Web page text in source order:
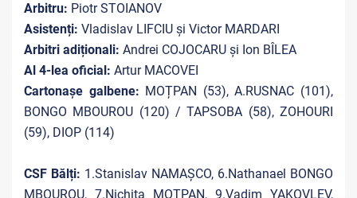
Arbitru: Piotr STOIANOV
Asistenți: Vladislav LIFCIU și Victor MARDARI
Arbitri adiționali: Andrei COJOCARU și Ion BÎLEA
Al 4-lea oficial: Artur MACOVEI
Cartonașe galbene: MOȚPAN (53), A.RUSNAC (101),
BONGO MBOUROU (120) / TAPSOBA (58), ZOHOURI
(59), DIOP (114)
CSF Bălți: 1.Stanislav NAMAȘCO, 6.Nathanael BONGO
MBOUROU, 7.Nichita MOȚPAN, 9.Vadim YAKOVLEV,